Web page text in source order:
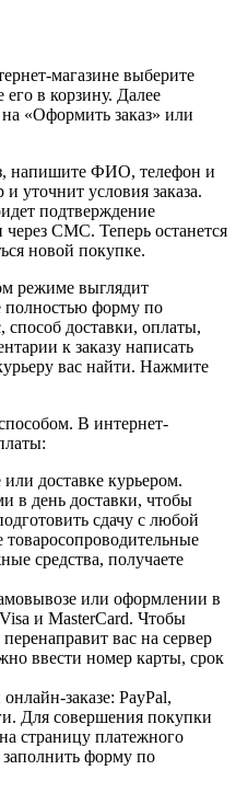
магазине выберите
в корзину. Далее
«Оформить заказ» или
напишите ФИО, телефон и
уточнит условия заказа.
подтверждение
СМС. Теперь останется
новой покупке.
режиме выглядит
полностью форму по
способ доставки, оплаты,
к заказу написать
вас найти. Нажмите
В интернет-
доставке курьером.
в день доставки, чтобы
сдачу с любой
средства, получаете
или оформлении в
и MasterCard. Чтобы
вас на сервер
ввести номер карты, срок
заказе: PayPal,
Для совершения покупки
страницу платежного
заполнить форму по